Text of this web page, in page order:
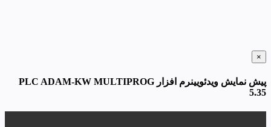
×
پیش نمایش ویدئویینرم افزار PLC ADAM-KW MULTIPROG
5.35